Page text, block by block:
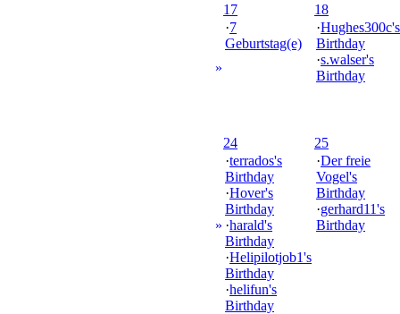
»
17
·7
Geburtstag(e)
18
·Hughes300c's
Birthday
·s.walser's
Birthday
»
24
·terrados's
Birthday
·Hover's
Birthday
·harald's
Birthday
·Helipilotjob1's
Birthday
·helifun's
Birthday
25
·Der freie
Vogel's
Birthday
·gerhard11's
Birthday